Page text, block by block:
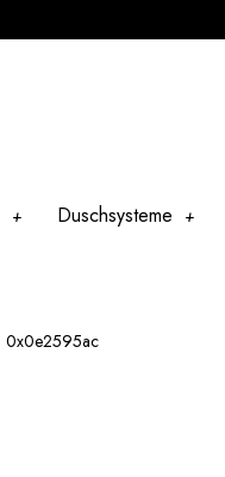
Duschsysteme
0x0e2595ac